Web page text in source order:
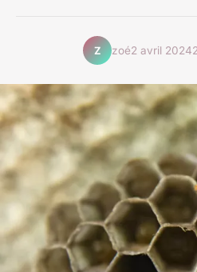
Z zoé2 avril 2024